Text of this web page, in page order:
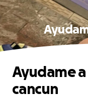
Ayudame
cancun